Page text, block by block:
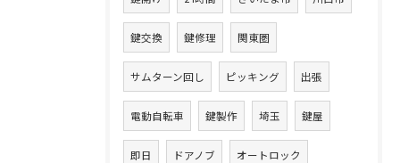
鍵交換 鍵修理 関東圏
サムターン回し ピッキング 出張
電動自転車 鍵製作 埼玉 鍵屋
即日 ドアノブ オートロック